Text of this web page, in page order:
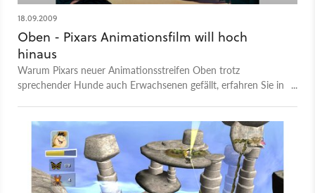
18.09.2009
Oben - Pixars Animationsfilm will hoch
hinaus
Warum Pixars neuer Animationsstreifen Oben trotz
sprechender Hunde auch Erwachsenen gefällt, erfahren Sie in